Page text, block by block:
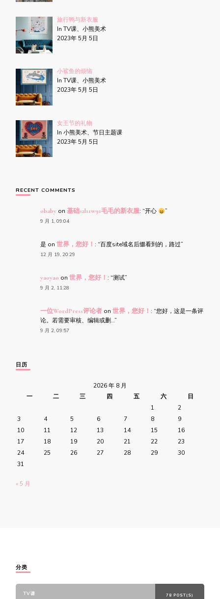
旅行鸭与新衣服
In TV课、小熊美术
2023年 5月 5日
小鲨鱼的烦恼
In TV课、小熊美术
2023年 5月 5日
女王节的礼物
In 小熊美术、节日主题课
2023年 5月 5日
RECENT COMMENTS
obaby on 基础s2l11w91毛毛的新衣服: “开心 ”
9 月 1, 09:04
是 on 世界，您好！ : “百度site域名后缀看到的，路过”
12 月 19, 20:29
yaoyao on 世界，您好！ : “测试”
9 月 2, 11:28
一位WordPress评论者 on 世界，您好！ : “您好，这是一条评
论。若需要审核、编辑或删…”
9 月 2, 09:57
日历
2026 年 8 月
一
二 三 四 五 六
日
1
2
3
4 5 6 7 8
9
10
11 12 13 14 15
16
17
18 19 20 21 22
23
24
25 26 27 28 29
30
31
« 5 月
分类
TV课 78 POST(S)